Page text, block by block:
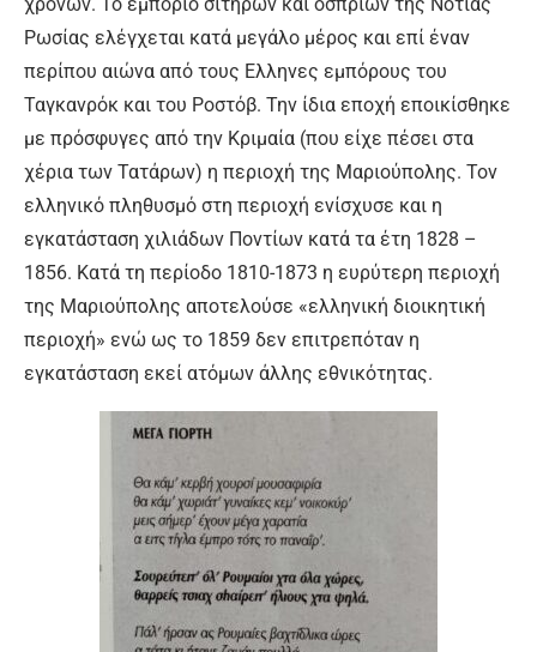
Ρωσίας ελέγχεται κατά µεγάλο µέρος και επί έναν
περίπου αιώνα από τους Ελληνες εμπόρους του
Ταγκανρόκ και του Ροστόβ. Την ίδια εποχή εποικίσθηκε
µε πρόσφυγες από την Κριμαία (που είχε πέσει στα
χέρια των Τατάρων) η περιοχή της Μαριούπολης. Τον
ελληνικό πληθυσμό στη περιοχή ενίσχυσε και η
εγκατάσταση χιλιάδων Ποντίων κατά τα έτη 1828 –
1856. Κατά τη περίοδο 1810-1873 η ευρύτερη περιοχή
της Μαριούπολης αποτελούσε «ελληνική διοικητική
περιοχή» ενώ ως το 1859 δεν επιτρεπόταν η
εγκατάσταση εκεί ατόμων άλλης εθνικότητας.